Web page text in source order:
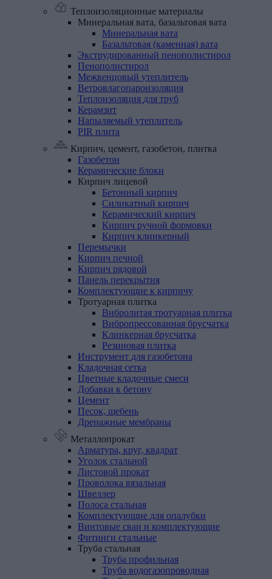
Теплоизоляционные материалы
Минеральная вата, базальтовая вата
Минеральная вата
Базальтовая (каменная) вата
Экструдированный пенополистирол
Пенополистирол
Межвенцовый утеплитель
Ветровлагопароизоляция
Теплоизоляция для труб
Керамзит
Напыляемый утеплитель
PIR плита
Кирпич, цемент, газобетон, плитка
Газобетон
Керамические блоки
Кирпич лицевой
Бетонный кирпич
Силикатный кирпич
Керамический кирпич
Кирпич ручной формовки
Кирпич клинкерный
Перемычки
Кирпич печной
Кирпич рядовой
Панель перекрытия
Комплектующие к кирпичу
Тротуарная плитка
Вибролитая тротуарная плитка
Вибропрессованная брусчатка
Клинкерная брусчатка
Резиновая плитка
Инструмент для газобетона
Кладочная сетка
Цветные кладочные смеси
Добавки к бетону
Цемент
Песок, щебень
Дренажные мембраны
Металлопрокат
Арматура, круг, квадрат
Уголок стальной
Листовой прокат
Проволока вязальная
Швеллер
Полоса стальная
Комплектующие для опалубки
Винтовые сваи и комплектующие
Фитинги стальные
Труба стальная
Труба профильная
Труба водогазопроводная